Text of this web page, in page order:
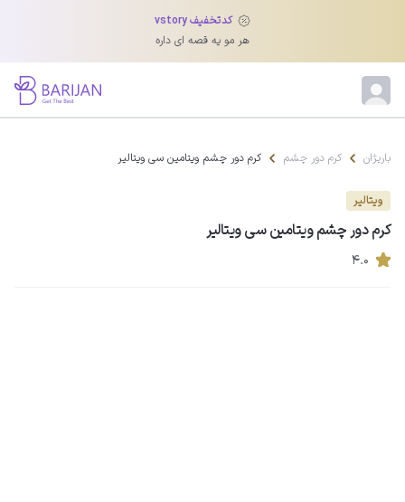
کدتخفیف vstory
هر مو یه قصه ای داره
باریژان کرم دور چشم کرم دور چشم ویتامین سی ویتالیر
ویتالیر
کرم دور چشم ویتامین سی ویتالیر
۴.۰